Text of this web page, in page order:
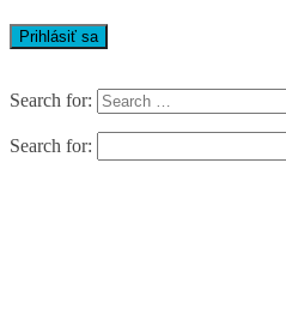
Search for:
Search for: